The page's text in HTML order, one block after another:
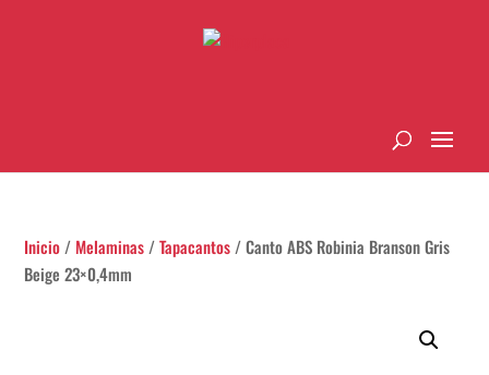
Inicio / Melaminas /Tapacantos / Canto ABS Robinia Branson Gris
Beige 23×0,4mm